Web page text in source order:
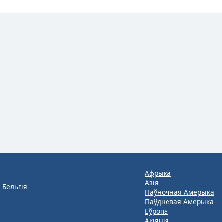
Бельгія
Афрыка
Азія
Паўночная Амерыка
Паўднёвая Амерыка
Еўропа
Акіянія